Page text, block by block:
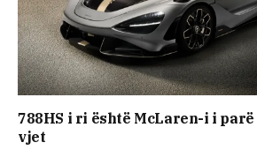
788HS i ri është McLaren-i i parë
vjet